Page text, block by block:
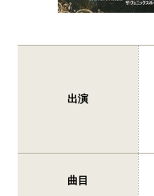
出演
曲目